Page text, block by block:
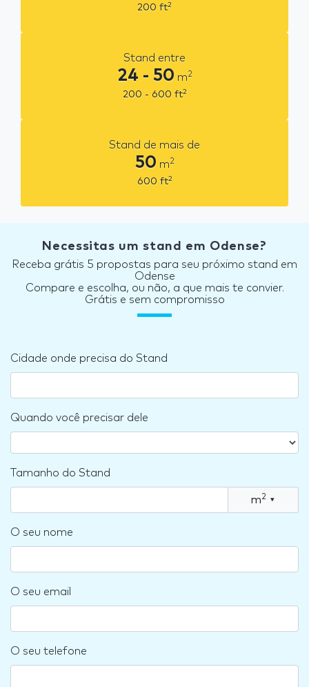
200 ft2
Stand entre
24 - 50 m2
200 - 600 ft2
Stand de mais de
50 m2
600 ft2
Necessitas um stand em Odense?
Receba grátis 5 propostas para seu próximo stand em
Odense
Compare e escolha, ou não, a que mais te convier.
Grátis e sem compromisso
Cidade onde precisa do Stand
Quando você precisar dele
Tamanho do Stand
m2 ▾
O seu nome
O seu email
O seu telefone